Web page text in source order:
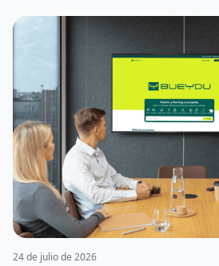
24 de julio de 2026